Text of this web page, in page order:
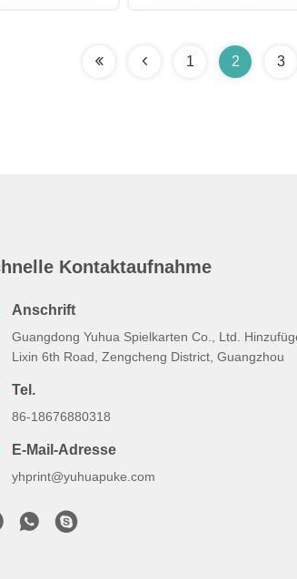
1 2 3
Kontaktaufnahme
Anschrift
Guangdong Yuhua Spielkarten Co., Ltd.
Lixin 6th Road, Zengcheng District, Guangzhou
Tel.
86-18676880318
E-Mail-Adresse
yhprint@yuhuapuke.com